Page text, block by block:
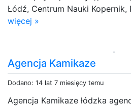
Łódź, Centrum Nauki Kopernik,
więcej »
Agencja Kamikaze
Dodano: 14 lat 7 miesięcy temu
Agencja Kamikaze łódzka